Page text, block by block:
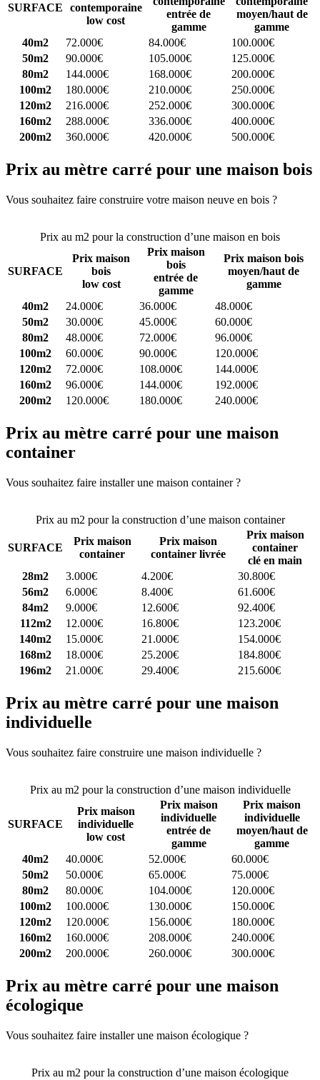
SURFACE
contemporaine
low cost
entrée de
gamme
moyen/haut de
gamme
40m2
72.000€ 84.000€
100.000€
50m2
90.000€ 105.000€
125.000€
80m2
144.000€ 168.000€
200.000€
100m2
180.000€ 210.000€
250.000€
120m2
216.000€ 252.000€
300.000€
160m2
288.000€ 336.000€
400.000€
200m2
360.000€ 420.000€ 500.000€
Prix au mètre carré pour une maison bois
Vous souhaitez faire construire votre maison neuve en bois ?
Prix au m2 pour la construction d’une maison en bois
SURFACE
Prix maison
bois
low cost
Prix maison
bois
entrée de
gamme
Prix maison bois
moyen/haut de
gamme
40m2
24.000€ 36.000€
48.000€
50m2
30.000€ 45.000€
60.000€
80m2
48.000€ 72.000€
96.000€
100m2
60.000€ 90.000€
120.000€
120m2
72.000€ 108.000€
144.000€
160m2
96.000€ 144.000€
192.000€
200m2
120.000€ 180.000€ 240.000€
Prix au mètre carré pour une maison
container
Vous souhaitez faire installer une maison container ?
Prix au m2 pour la construction d’une maison container
SURFACE
Prix maison
container
Prix maison
container livrée
Prix maison
container
clé en main
28m2
3.000€ 4.200€
30.800€
56m2
6.000€ 8.400€
61.600€
84m2
9.000€ 12.600€
92.400€
112m2
12.000€ 16.800€
123.200€
140m2
15.000€ 21.000€
154.000€
168m2
18.000€ 25.200€
184.800€
196m2
21.000€ 29.400€ 215.600€
Prix au mètre carré pour une maison
individuelle
Vous souhaitez faire construire une maison individuelle ?
Prix au m2 pour la construction d’une maison individuelle
SURFACE
Prix maison
individuelle
low cost
Prix maison
individuelle
entrée de
gamme
Prix maison
individuelle
moyen/haut de
gamme
40m2
40.000€ 52.000€
60.000€
50m2
50.000€ 65.000€
75.000€
80m2
80.000€ 104.000€
120.000€
100m2
100.000€ 130.000€
150.000€
120m2
120.000€ 156.000€
180.000€
160m2
160.000€ 208.000€
240.000€
200m2
200.000€ 260.000€ 300.000€
Prix au mètre carré pour une maison
écologique
Vous souhaitez faire installer une maison écologique ?
Prix au m2 pour la construction d’une maison écologique